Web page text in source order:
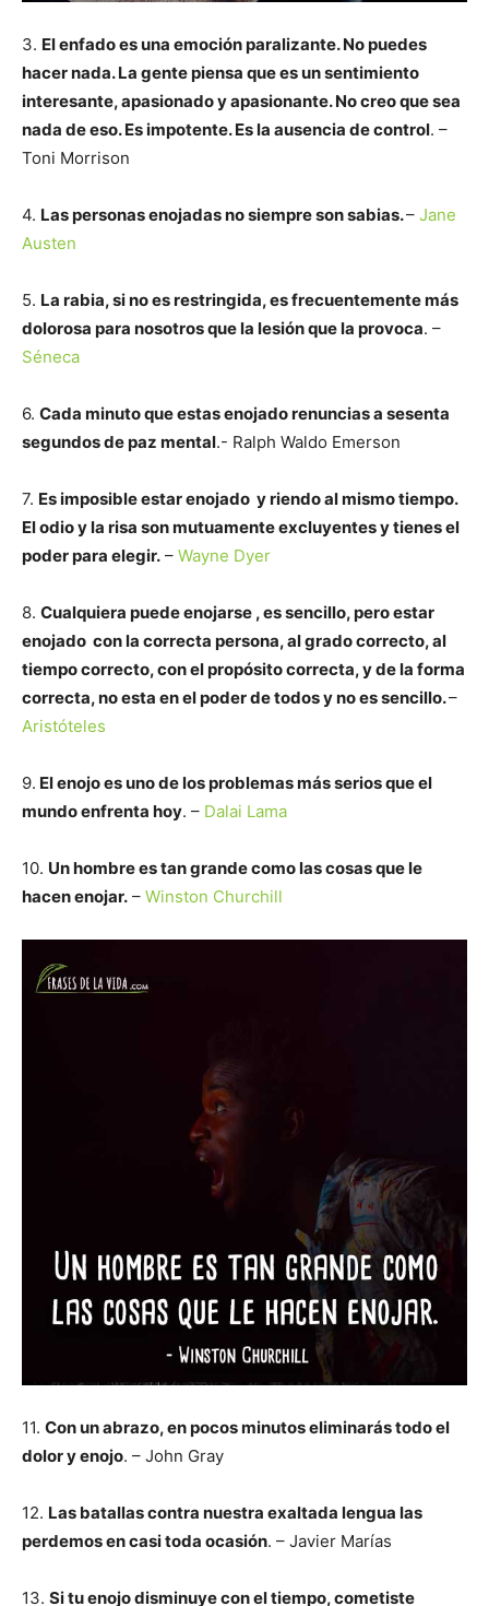
3. El enfado es una emoción paralizante. No puedes
hacer nada. La gente piensa que es un sentimiento
interesante, apasionado y apasionante. No creo que sea
nada de eso. Es impotente. Es la ausencia de control. –
Toni Morrison
4. Las personas enojadas no siempre son sabias.– Jane
Austen
5. La rabia, si no es restringida, es frecuentemente más
dolorosa para nosotros que la lesión que la provoca. –
Séneca
6. Cada minuto que estas enojado renuncias a sesenta
segundos de paz mental.- Ralph Waldo Emerson
7. Es imposible estar enojado y riendo al mismo tiempo.
El odio y la risa son mutuamente excluyentes y tienes el
poder para elegir. – Wayne Dyer
8. Cualquiera puede enojarse , es sencillo, pero estar
enojado con la correcta persona, al grado correcto, al
tiempo correcto, con el propósito correcta, y de la forma
correcta, no esta en el poder de todos y no es sencillo.–
Aristóteles
9. El enojo es uno de los problemas más serios que el
mundo enfrenta hoy. – Dalai Lama
10. Un hombre es tan grande como las cosas que le
hacen enojar. – Winston Churchill
11. Con un abrazo, en pocos minutos eliminarás todo el
dolor y enojo. – John Gray
12. Las batallas contra nuestra exaltada lengua las
perdemos en casi toda ocasión. – Javier Marías
13. Si tu enojo disminuye con el tiempo, cometiste